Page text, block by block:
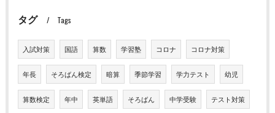
タグ Tags
入試対策 国語 算数 学習塾 コロナ コロナ対策
年長 そろばん検定 暗算 季節学習 学力テスト 幼児
算数検定 年中 英単語 そろばん 中学受験 テスト対策